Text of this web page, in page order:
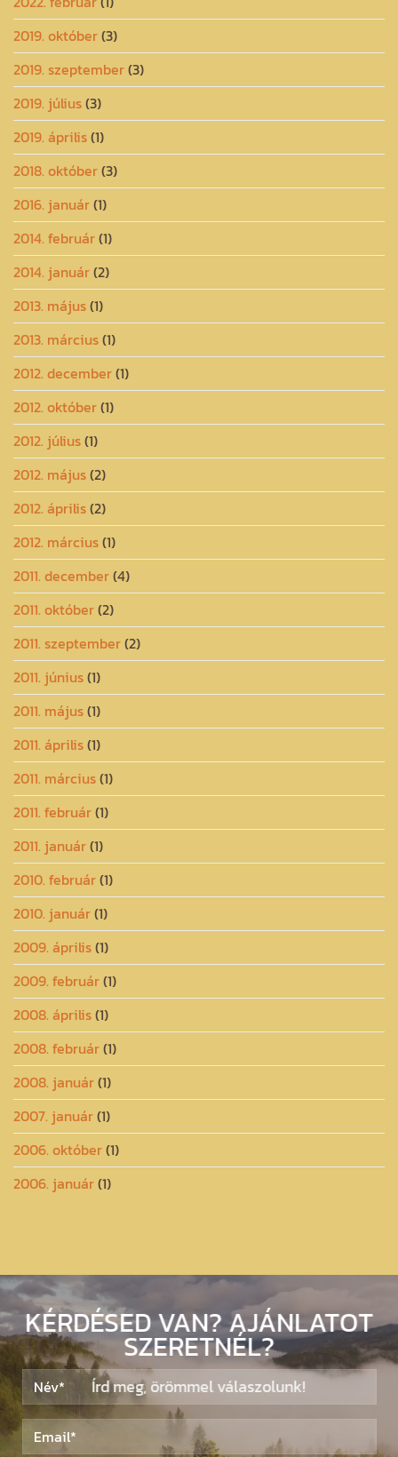
2019. október(3)
2019. szeptember(3)
2019. július(3)
2019. április(1)
2018. október(3)
2016. január(1)
2014. február(1)
2014. január(2)
2013. május(1)
2013. március(1)
2012. december(1)
2012. október(1)
2012. július(1)
2012. május(2)
2012. április(2)
2012. március(1)
2011. december(4)
2011. október(2)
2011. szeptember(2)
2011. június(1)
2011. május(1)
2011. április(1)
2011. március(1)
2011. február(1)
2011. január(1)
2010. február(1)
2010. január(1)
2009. április(1)
2009. február(1)
2008. április(1)
2008. február(1)
2008. január(1)
2007. január(1)
2006. október(1)
2006. január(1)
KÉRDÉSED VAN? AJÁNLATOT
SZERETNÉL?
Írd meg, örömmel válaszolunk!